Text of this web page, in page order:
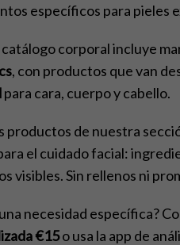
específicos para pieles
corporal incluye
, con productos que van
para cara, cuerpo y cabello.
productos de nuestra
el cuidado facial:
visibles. Sin rellenos ni
necesidad específica?
€15o usa la app de